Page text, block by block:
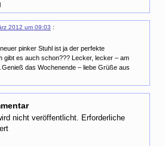
2012 um 09:03 :
pinker Stuhl ist ja der perfekte
gibt es auch schon??? Lecker, lecker – am
das Wochenende – liebe Grüße aus
nicht veröffentlicht. Erforderliche